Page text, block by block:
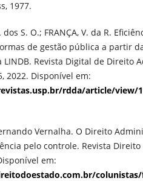
1977.
dos S. O.; FRANÇA, V. da R.
de gestão pública a partir
LINDB. Revista Digital de Direito
2022. Disponível em:
rdda/article/view/
Vernalha. O Direito
pelo controle. Revista Direito
em: